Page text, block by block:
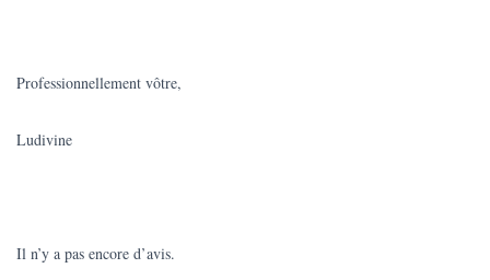
Professionnellement vôtre,
Ludivine
Il n’y a pas encore d’avis.